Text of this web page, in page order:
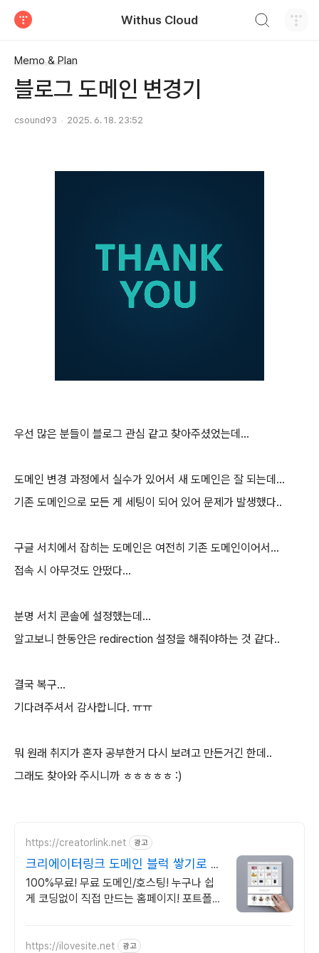
Withus Cloud
Memo & Plan
블로그 도메인 변경기
csound93 2025. 6. 18. 23:52
우선 많은 분들이 블로그 관심 같고 찾아주셨었는데...
도메인 변경 과정에서 실수가 있어서 새 도메인은 잘 되는데...
기존 도메인으로 모든 게 세팅이 되어 있어 문제가 발생했다..
구글 서치에서 잡히는 도메인은 여전히 기존 도메인이어서...
접속 시 아무것도 안떴다...
분명 서치 콘솔에 설정했는데...
알고보니 한동안은 redirection 설정을 해줘야하는 것 같다..
결국 복구...
기다려주셔서 감사합니다. ㅠㅠ
뭐 원래 취지가 혼자 공부한거 다시 보려고 만든거긴 한데..
그래도 찾아와 주시니까 ㅎㅎㅎㅎㅎ :)
https://creatorlink.net 광고
크리에이터링크 도메인 블럭 쌓기로 만
드는 홈페이지
100%무료! 무료 도메인/호스팅! 누구나 쉽
게 코딩없이 직접 만드는 홈페이지! 포트폴리
https://ilovesite.net 광고